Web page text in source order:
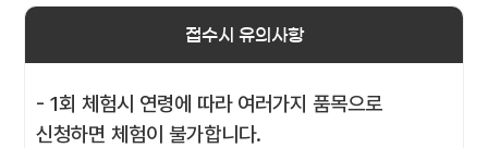
접수시 유의사항
- 1회 체험시 연령에 따라 여러가지 품목으로
신청하면 체험이 불가합니다.